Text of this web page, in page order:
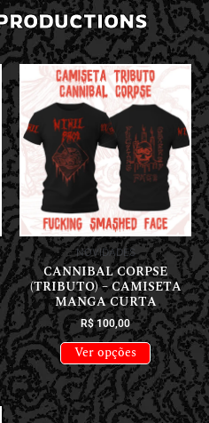
NOVIDADES
CANNIBAL CORPSE
(TRIBUTO) – CAMISETA
MANGA CURTA
R$100,00
Ver opções